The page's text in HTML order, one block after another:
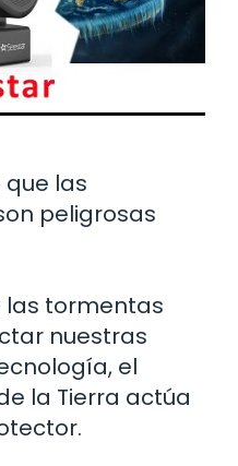
las
peligrosas
las tormentas
nuestras
el
la Tierra actúa